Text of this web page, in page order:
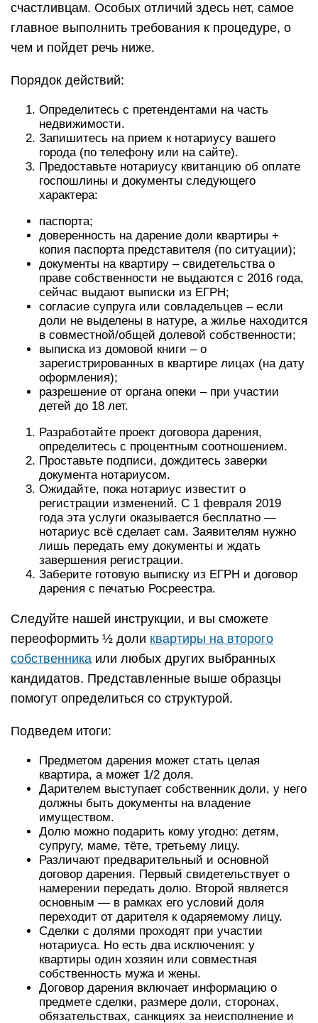
счастливцам. Особых отличий здесь нет, самое
главное выполнить требования к процедуре, о
чем и пойдет речь ниже.
Порядок действий:
Определитесь с претендентами на часть
недвижимости.
Запишитесь на прием к нотариусу вашего
города (по телефону или на сайте).
Предоставьте нотариусу квитанцию об оплате
госпошлины и документы следующего
характера:
паспорта;
доверенность на дарение доли квартиры +
копия паспорта представителя (по ситуации);
документы на квартиру – свидетельства о
праве собственности не выдаются с 2016 года,
сейчас выдают выписки из ЕГРН;
согласие супруга или совладельцев – если
доли не выделены в натуре, а жилье находится
в совместной/общей долевой собственности;
выписка из домовой книги – о
зарегистрированных в квартире лицах (на дату
оформления);
разрешение от органа опеки – при участии
детей до 18 лет.
Разработайте проект договора дарения,
определитесь с процентным соотношением.
Проставьте подписи, дождитесь заверки
документа нотариусом.
Ожидайте, пока нотариус известит о
регистрации изменений. С 1 февраля 2019
года эта услуги оказывается бесплатно —
нотариус всё сделает сам. Заявителям нужно
лишь передать ему документы и ждать
завершения регистрации.
Заберите готовую выписку из ЕГРН и договор
дарения с печатью Росреестра.
Следуйте нашей инструкции, и вы сможете
переоформить ½ доли квартиры на второго
собственника или любых других выбранных
кандидатов. Представленные выше образцы
помогут определиться со структурой.
Подведем итоги:
Предметом дарения может стать целая
квартира, а может 1/2 доля.
Дарителем выступает собственник доли, у него
должны быть документы на владение
имуществом.
Долю можно подарить кому угодно: детям,
супругу, маме, тёте, третьему лицу.
Различают предварительный и основной
договор дарения. Первый свидетельствует о
намерении передать долю. Второй является
основным — в рамках его условий доля
переходит от дарителя к одаряемому лицу.
Сделки с долями проходят при участии
нотариуса. Но есть два исключения: у
квартиры один хозяин или совместная
собственность мужа и жены.
Договор дарения включает информацию о
предмете сделки, размере доли, сторонах,
обязательствах, санкциях за неисполнение и